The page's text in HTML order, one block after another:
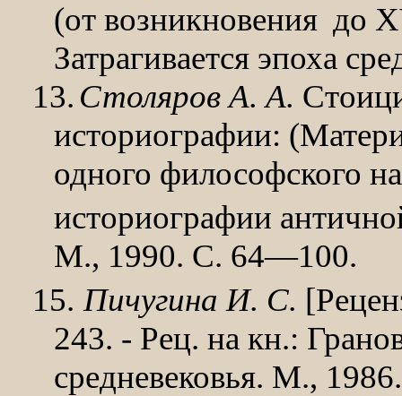
(от возникновения до
Затрагивается эпоха
13. Столяров А. А.
историографии:
одного философского
историографии
М., 1990. С. 64—100.
15. Пичугина И. С.
243. - Рец. на кн.:
средневековья. М., 1986.